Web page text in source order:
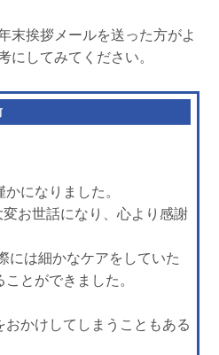
末挨拶メールを送った方がよ
にしてみてください。
になりました。
お世話になり、心より感謝
には細かなケアをしていた
とができました。
かけしてしまうこともある